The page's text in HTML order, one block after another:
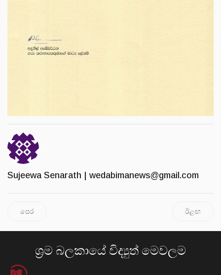
Sujeewa Senarath | wedabimanews@gmail.com
පෙර ඊළඟ
ශ්‍රම බලකායේ විද්‍යුත් මෙවලම